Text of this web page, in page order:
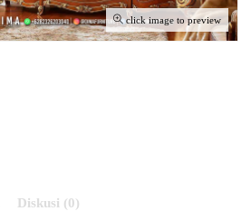
click image to preview
Diskusi (0)